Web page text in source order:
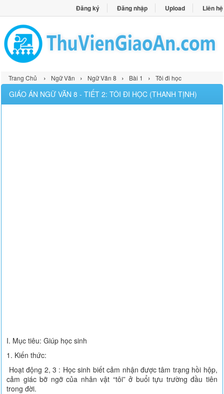
Đăng ký Đăng nhập Upload Liên hệ
Trang Chủ › Ngữ Văn › Ngữ Văn 8 › Bài 1 › Tôi đi học
GIÁO ÁN NGỮ VĂN 8 - TIẾT 2: TÔI ĐI HỌC (THANH TỊNH)
I. Mục tiêu: Giúp học sinh
1. Kiến thức:
Hoạt động 2, 3 : Học sinh biết cảm nhận được tâm trạng hồi hộp,
cảm giác bỡ ngỡ của nhân vật “tôi” ở buổi tựu trường đầu tiên
trong đời.